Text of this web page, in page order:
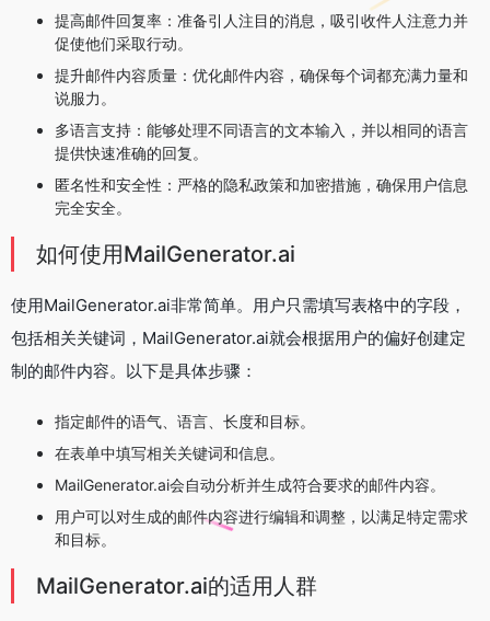
提高邮件回复率：准备引人注目的消息，吸引收件人注意力并
促使他们采取行动。
提升邮件内容质量：优化邮件内容，确保每个词都充满力量和
说服力。
多语言支持：能够处理不同语言的文本输入，并以相同的语言
提供快速准确的回复。
匿名性和安全性：严格的隐私政策和加密措施，确保用户信息
完全安全。
如何使用MailGenerator.ai
使用MailGenerator.ai非常简单。用户只需填写表格中的字段，
包括相关关键词，MailGenerator.ai就会根据用户的偏好创建定
制的邮件内容。以下是具体步骤：
指定邮件的语气、语言、长度和目标。
在表单中填写相关关键词和信息。
MailGenerator.ai会自动分析并生成符合要求的邮件内容。
用户可以对生成的邮件内容进行编辑和调整，以满足特定需求
和目标。
MailGenerator.ai的适用人群